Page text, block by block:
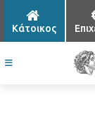
Κάτοικος